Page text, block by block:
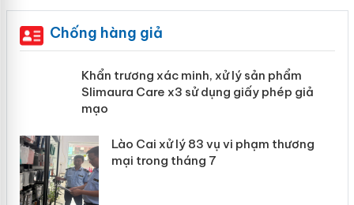
Chống hàng giả
Khẩn trương xác minh, xử lý sản phẩm
Slimaura Care x3 sử dụng giấy phép